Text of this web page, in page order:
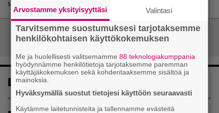
14.8.2018 07:56 | Joonas Pikkarainen
Artikkelien
Vanhemmat artikkelit
Luetuimmat
Arvostamme yksityisyyttäsi Valintasi
Tarvitsemme suostumuksesi tarjotaksemme
henkilökohtaisen käyttökokemuksen
Me ja huolellisesti valitsemamme88 teknologiakumppania
hyödynnämme henkilötietoja tarjotaksemme paremman
käyttäjäkokemuksen sekä kohdentaaksemme sisältöä ja
mainoksia.
Hyväksymällä suostut tietojesi käyttöön seuraavasti
Käytämme laitetunnisteita ja tallennamme evästeitä